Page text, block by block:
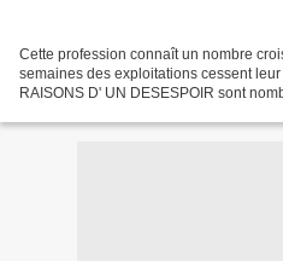
Cette profession connaît un nombre
semaines des exploitations cessent
RAISONS D' UN DESESPOIR sont